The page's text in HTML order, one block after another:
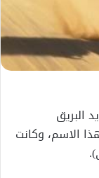
البريق
الاسم، وكانت